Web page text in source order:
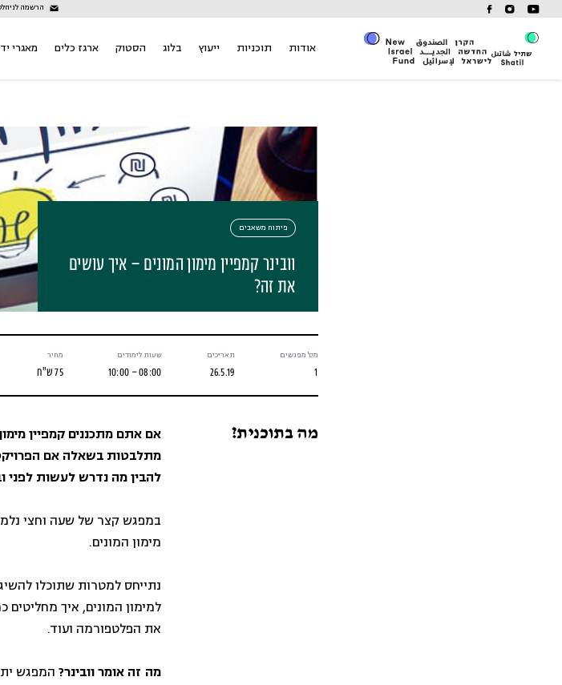
content
הרשמה
אודות תוכניות ייעוץ בלוג הסטוק ארגז כלים מאגרי
פיתוח משאבים
וובינר קמפיין מימון המונים – איך עושים
את זה?
מס' מפגשים
1
תאריכים
26.5.19
שעות לימודים
08:00 – 10:00
מחיר
75 ש"ח
מה בתוכנית?
אם אתם מתכננים קמפיין
מתלבטות בשאלה אם
להבין מה נדרש לעשות לפני
במפגש קצר של שעה וחצי
מימון המונים.
נתייחס למטרות שתוכלו
למימון המונים, איך
את הפלטפורמה ועוד.
מה זה אומר וובינר? המפגש